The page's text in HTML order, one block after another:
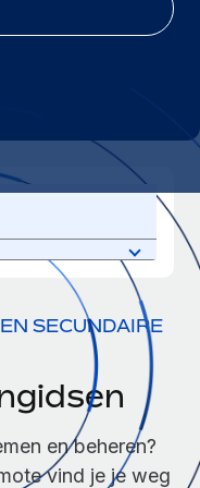
en beheren
voor je team
onze MCP
zakelijke tools
op maat
SECUNDAIRE
en beheren?
vind je je weg